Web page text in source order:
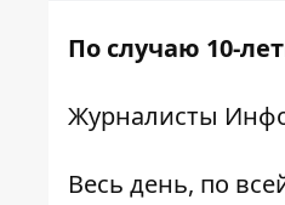
По случаю 10-
Журналисты
Весь день, по